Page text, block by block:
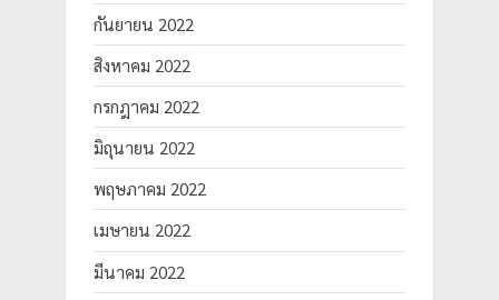
กันยายน 2022
สิงหาคม 2022
กรกฎาคม 2022
มิถุนายน 2022
พฤษภาคม 2022
เมษายน 2022
มีนาคม 2022